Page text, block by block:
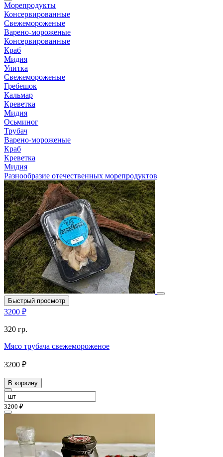
Морепродукты
Консервированные
Свежемороженые
Варено-мороженые
Консервированные
Краб
Мидия
Улитка
Свежемороженые
Гребешок
Кальмар
Креветка
Мидия
Осьминог
Трубач
Варено-мороженые
Краб
Креветка
Мидия
Разнообразие отечественных морепродуктов
Быстрый просмотр
3200 ₽
320 гр.
Мясо трубача свежемороженое
3200 ₽
В корзину
3200 ₽